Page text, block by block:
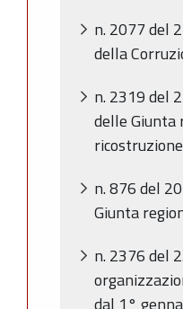
n. 2077 del
della
n. 2319 del
delle
n. 876 del
Giunta
n. 2376 del
dal 1°